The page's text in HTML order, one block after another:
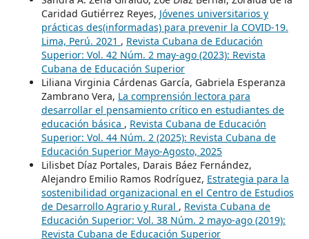
Caridad Gutiérrez Reyes, Jóvenes universitarios y
prácticas des(informadas) para prevenir la COVID-19.
Lima, Perú. 2021 , Revista Cubana de Educación
Superior: Vol. 42 Núm. 2 may-ago (2023): Revista
Cubana de Educación Superior
Liliana Virginia Cárdenas García, Gabriela Esperanza
Zambrano Vera, La comprensión lectora para
desarrollar el pensamiento crítico en estudiantes de
educación básica , Revista Cubana de Educación
Superior: Vol. 44 Núm. 2 (2025): Revista Cubana de
Educación Superior Mayo-Agosto, 2025
Lilisbet Díaz Portales, Darais Báez Fernández,
Alejandro Emilio Ramos Rodríguez, Estrategia para la
sostenibilidad organizacional en el Centro de Estudios
de Desarrollo Agrario y Rural , Revista Cubana de
Educación Superior: Vol. 38 Núm. 2 mayo-ago (2019):
Revista Cubana de Educación Superior